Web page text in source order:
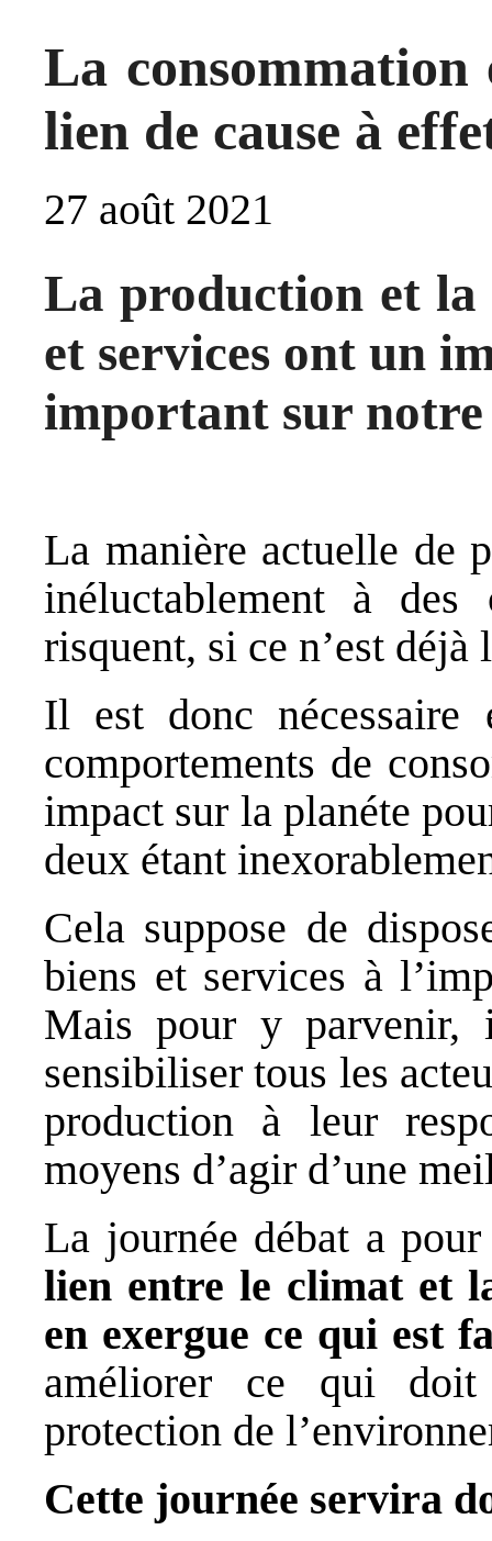
La
lien de cause à
27 août 2021
La production et la
et services ont un
important sur
La manière actuelle de
inéluctablement à des
risquent, si ce n’est
Il est donc nécessaire
comportements de
impact sur la planéte
deux étant
Cela suppose de
biens et services à
Mais pour y parvenir,
sensibiliser tous les
production à leur
moyens d’agir d’une
La journée débat a
lien entre le climat et
en exergue ce qui est
améliorer ce qui
protection de
Cette journée servira